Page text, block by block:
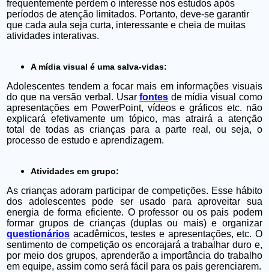
frequentemente perdem o interesse nos estudos após
períodos de atenção limitados. Portanto, deve-se garantir
que cada aula seja curta, interessante e cheia de muitas
atividades interativas.
A mídia visual é uma salva-vidas:
Adolescentes tendem a focar mais em informações visuais
do que na versão verbal. Usarfontes de mídia visual como
apresentações em PowerPoint, vídeos e gráficos etc. não
explicará efetivamente um tópico, mas atrairá a atenção
total de todas as crianças para a parte real, ou seja, o
processo de estudo e aprendizagem.
Atividades em grupo:
As crianças adoram participar de competições. Esse hábito
dos adolescentes pode ser usado para aproveitar sua
energia de forma eficiente. O professor ou os pais podem
formar grupos de crianças (duplas ou mais) e organizar
questionários acadêmicos, testes e apresentações, etc. O
sentimento de competição os encorajará a trabalhar duro e,
por meio dos grupos, aprenderão a importância do trabalho
em equipe, assim como será fácil para os pais gerenciarem.